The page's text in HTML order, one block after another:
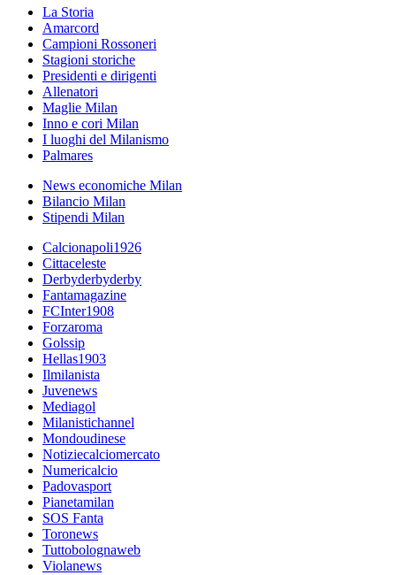
La Storia
Amarcord
Campioni Rossoneri
Stagioni storiche
Presidenti e dirigenti
Allenatori
Maglie Milan
Inno e cori Milan
I luoghi del Milanismo
Palmares
News economiche Milan
Bilancio Milan
Stipendi Milan
Calcionapoli1926
Cittaceleste
Derbyderbyderby
Fantamagazine
FCInter1908
Forzaroma
Golssip
Hellas1903
Ilmilanista
Juvenews
Mediagol
Milanistichannel
Mondoudinese
Notiziecalciomercato
Numericalcio
Padovasport
Pianetamilan
SOS Fanta
Toronews
Tuttobolognaweb
Violanews